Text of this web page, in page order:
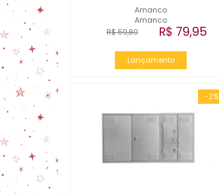
Amanco
Amanco
R$ 59,80 R$ 79,95
Lançamento
-2%